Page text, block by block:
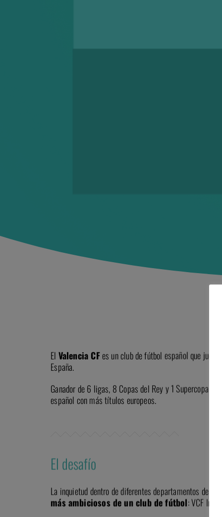
El Valencia CFes un club de fútbol español que
España.
Ganador de 6 ligas, 8 Copas del Rey y 1 Supercopa
español con más títulos europeos.
El desafío
La inquietud dentro de diferentes departamentos del
más ambiciosos de un club de fútbol: VCF